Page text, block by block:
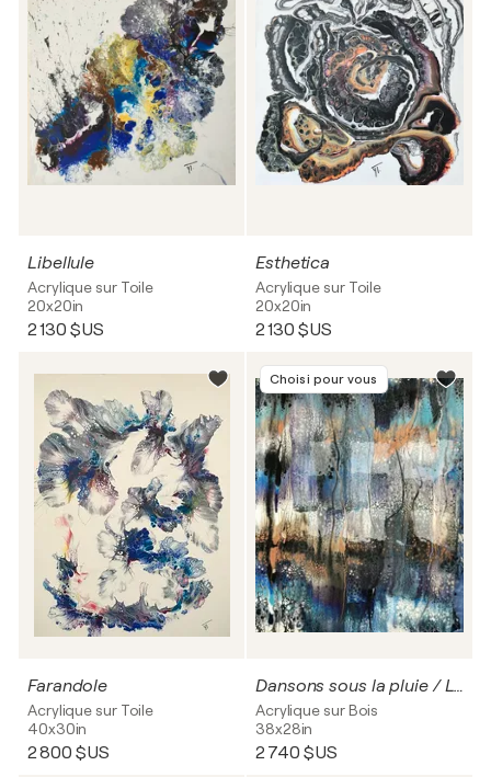
Libellule
Acrylique sur Toile
20x20in
2 130 $US
Esthetica
Acrylique sur Toile
20x20in
2 130 $US
Farandole
Acrylique sur Toile
40x30in
2 800 $US
Choisi pour vous
Dansons sous la pluie / Let's dance under the rain
Acrylique sur Bois
38x28in
2 740 $US